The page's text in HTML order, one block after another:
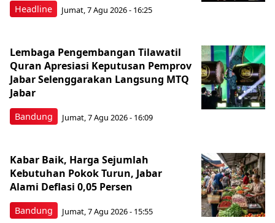
Headline Jumat, 7 Agu 2026 - 16:25
Bandung
Lembaga Pengembangan Tilawatil
Quran Apresiasi Keputusan Pemprov
Jabar Selenggarakan Langsung MTQ
Jabar
Jumat, 7 Agu 2026 - 16:09
Bandung
Kabar Baik, Harga Sejumlah
Kebutuhan Pokok Turun, Jabar
Alami Deflasi 0,05 Persen
Jumat, 7 Agu 2026 - 15:55